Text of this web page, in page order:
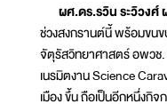
ผศ.ดร.รวิน ระวิวงศ์
ช่วงสงกรานต์นี้ พร้อมขน
จัตุรัสวิทยาศาสตร์ อพวช.
เนรมิตงาน Science
เมือง ขึ้น ถือเป็นอีกหนึ่งกิจ